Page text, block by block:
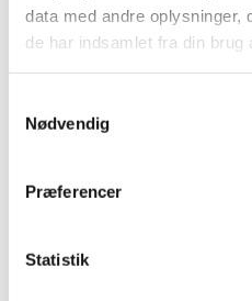
data med andre oplysninger,
de har indsamlet fra din brug
Nødvendig
Præferencer
Statistik
February (1)
January (1)
2021 (44)
2019 (20)
2017 (48)
2013 (3)